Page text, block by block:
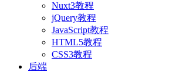
Nuxt3教程
jQuery教程
JavaScript教程
HTML5教程
CSS3教程
后端